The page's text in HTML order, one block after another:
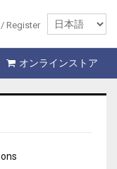
Register
オンラインストア